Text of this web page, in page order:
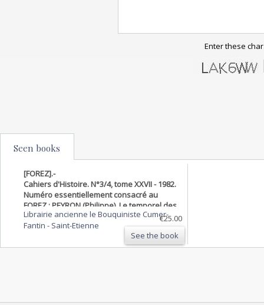
Enter these
Seen books
[FOREZ].-
Cahiers d'Histoire. N°3/4, tome XXVII - 1982.
Numéro essentiellement consacré au
FOREZ : PEYRON (Philippe), Le temporel des
abbayes cisterciennes du Forez - BALDAJOS
(Beatrice), La seigneurie forézienne du Fay
Librairie ancienne le Bouquiniste Cumer-
Fantin - Saint-Etienne
€25.00
See the book